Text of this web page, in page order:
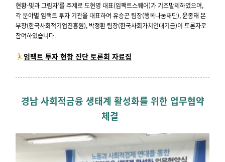
현황-빛과 그림자’를 주제로 도현명 대표(임팩트스퀘어)가 기조발제하였으며,
각 분야별 임택트 투자 기관을 대표하여 유승곤 팀장(행복나눔재단), 윤종태 본
부장(한국사회적기업진흥원), 박정환 팀장(한국사회가치연대기금)이 토론자로
참여하였습니다.
임팩트 투자 현항 진단 토론회 자료집
경남 사회적금융 생태계 활성화를 위한 업무협약
체결